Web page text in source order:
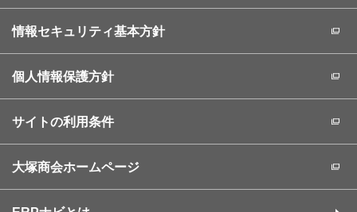
情報セキュリティ基本方針
個人情報保護方針
サイトの利用条件
大塚商会ホームページ